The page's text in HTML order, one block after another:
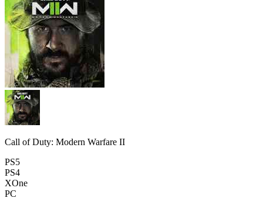
Call of Duty: Modern Warfare II
PS5
PS4
XOne
PC